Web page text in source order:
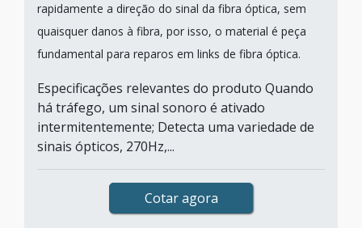
rapidamente a direção do sinal da fibra óptica, sem
quaisquer danos à fibra, por isso, o material é peça
fundamental para reparos em links de fibra óptica.
Especificações relevantes do produto Quando
há tráfego, um sinal sonoro é ativado
intermitentemente; Detecta uma variedade de
sinais ópticos, 270Hz,...
Cotar agora